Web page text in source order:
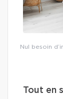
Nul besoin
Tout en